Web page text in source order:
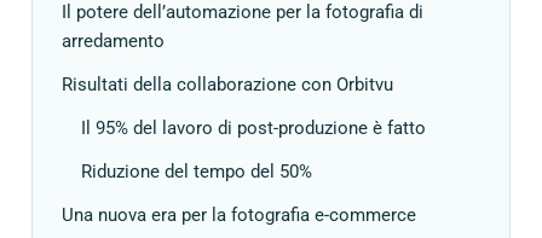
Il potere dell’automazione per la fotografia di
arredamento
Risultati della collaborazione con Orbitvu
Il 95% del lavoro di post-produzione è fatto
Riduzione del tempo del 50%
Una nuova era per la fotografia e-commerce